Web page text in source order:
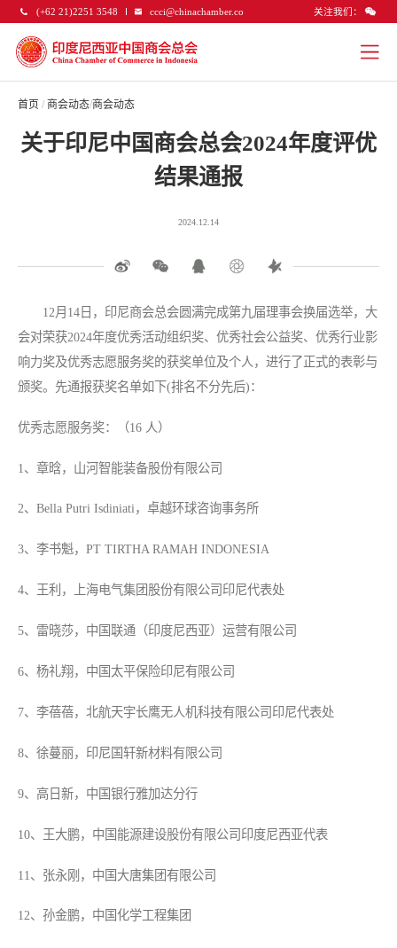
(+62 21)2251 3548 ccci@chinachamber.co 关注我们：
首页 / 商会动态/商会动态
关于印尼中国商会总会2024年度评优
结果通报
2024.12.14
12月14日，印尼商会总会圆满完成第九届理事会换届选举，大
会对荣获2024年度优秀活动组织奖、优秀社会公益奖、优秀行业影
响力奖及优秀志愿服务奖的获奖单位及个人，进行了正式的表彰与
颁奖。先通报获奖名单如下(排名不分先后)：
优秀志愿服务奖：（16 人）
1、章晗，山河智能装备股份有限公司
2、Bella Putri Isdiniati，卓越环球咨询事务所
3、李书魁，PT TIRTHA RAMAH INDONESIA
4、王利，上海电气集团股份有限公司印尼代表处
5、雷晓莎，中国联通（印度尼西亚）运营有限公司
6、杨礼翔，中国太平保险印尼有限公司
7、李蓓蓓，北航天宇长鹰无人机科技有限公司印尼代表处
8、徐蔓丽，印尼国轩新材料有限公司
9、高日新，中国银行雅加达分行
10、王大鹏，中国能源建设股份有限公司印度尼西亚代表
11、张永刚，中国大唐集团有限公司
12、孙金鹏，中国化学工程集团